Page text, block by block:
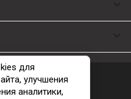
для
улучшения
аналитики,